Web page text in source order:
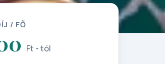
/ FŐ
Ft - tól